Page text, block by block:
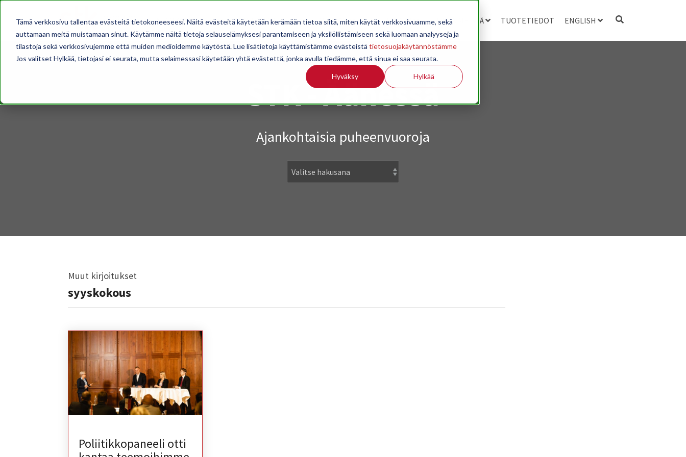
Tämä verkkosivu tallentaa evästeitä tietokoneeseesi. Näitä evästeitä käytetään kerämään tietoa siitä, miten käytät verkkosivuamme, sekä
auttamaan meitä muistamaan sinut. Käytämme näitä tietoja selauselämyksesi parantamiseen ja yksilöllistämiseen sekä luomaan analyyseja ja
tilastoja sekä verkkosivujemme että muiden medioidemme käytöstä. Lue lisätietoja käyttämistämme evästeistä tietosuojakäytännöstämme
Jos valitset Hylkää, tietojasi ei seurata, mutta selaimessasi käytetään yhtä evästettä, jonka avulla tiedämme, että sinua ei saa seurata.
Hyväksy Hylkää
AJANKOHTAISTA OPPILAITOKSILLE JÄSENYYS TILASTOINTI TIETOA MEISTÄ TUOTETIEDOT ENGLISH
STK - Äänessä
Ajankohtaisia puheenvuoroja
Muut kirjoitukset
syyskokous
Poliitikkopaneeli otti